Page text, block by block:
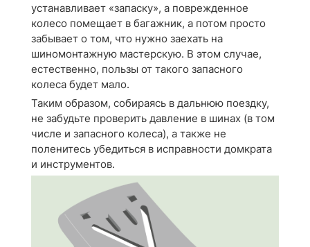
устанавливает «запаску», а поврежденное
колесо помещает в багажник, а потом просто
забывает о том, что нужно заехать на
шиномонтажную мастерскую. В этом случае,
естественно, пользы от такого запасного
колеса будет мало.
Таким образом, собираясь в дальнюю поездку,
не забудьте проверить давление в шинах (в том
числе и запасного колеса), а также не
поленитесь убедиться в исправности домкрата
и инструментов.